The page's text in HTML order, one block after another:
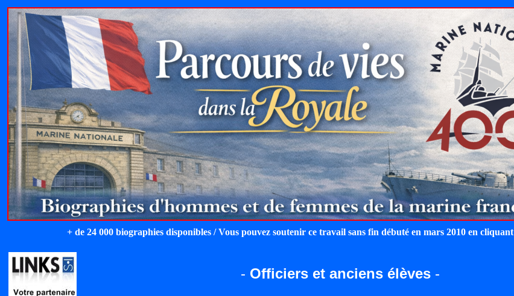
+ de 24 000 biographies disponibles / Vous pouvez soutenir ce travail sans fin débuté en mars 2010 en cliquant
- Officiers et anciens élèves -